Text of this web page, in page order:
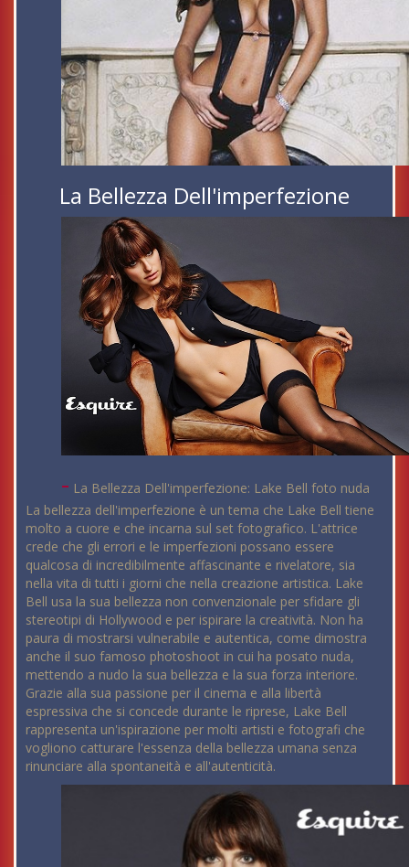
La Bellezza Dell'imperfezione
- La Bellezza Dell'imperfezione: Lake Bell foto nuda
La bellezza dell'imperfezione è un tema che Lake Bell tiene
molto a cuore e che incarna sul set fotografico. L'attrice
crede che gli errori e le imperfezioni possano essere
qualcosa di incredibilmente affascinante e rivelatore, sia
nella vita di tutti i giorni che nella creazione artistica. Lake
Bell usa la sua bellezza non convenzionale per sfidare gli
stereotipi di Hollywood e per ispirare la creatività. Non ha
paura di mostrarsi vulnerabile e autentica, come dimostra
anche il suo famoso photoshoot in cui ha posato nuda,
mettendo a nudo la sua bellezza e la sua forza interiore.
Grazie alla sua passione per il cinema e alla libertà
espressiva che si concede durante le riprese, Lake Bell
rappresenta un'ispirazione per molti artisti e fotografi che
vogliono catturare l'essenza della bellezza umana senza
rinunciare alla spontaneità e all'autenticità.